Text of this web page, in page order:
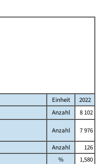
Einheit
2022
Anzahl
8 102
Anzahl 7 976
Anzahl
126
%
1,580